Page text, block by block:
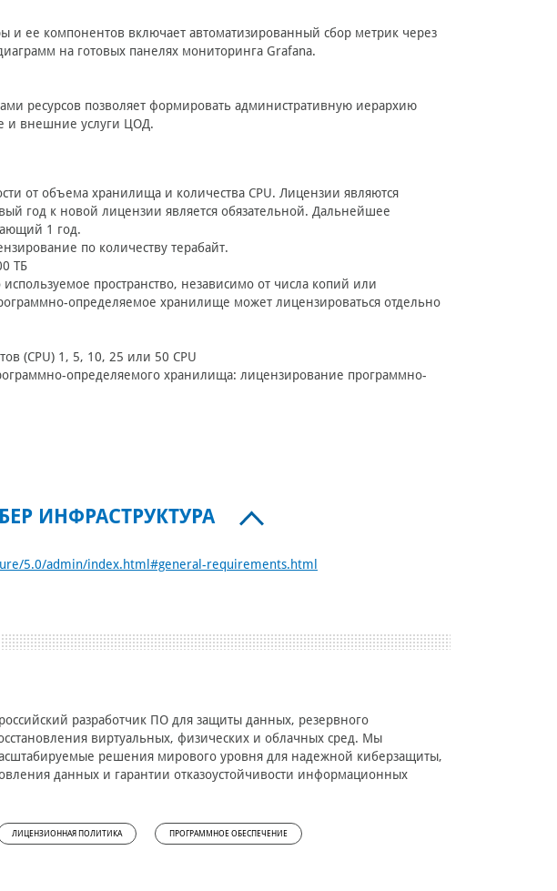
и ее компонентов включает автоматизированный сбор метрик через
на готовых панелях мониторинга Grafana.
ресурсов позволяет формировать административную иерархию
и внешние услуги ЦОД.
от объема хранилища и количества CPU. Лицензии являются
год к новой лицензии является обязательной. Дальнейшее
1 год.
по количеству терабайт.
ТБ
пространство, независимо от числа копий или
определяемое хранилище может лицензироваться отдельно
(CPU) 1, 5, 10, 25 или 50 CPU
определяемого хранилища: лицензирование программно-
ИНФРАСТРУКТУРА
5.0/admin/index.html#general-requirements.html
разработчик ПО для защиты данных, резервного
виртуальных, физических и облачных сред. Мы
решения мирового уровня для надежной киберзащиты,
данных и гарантии отказоустойчивости информационных
ЛИЦЕНЗИОННАЯ ПОЛИТИКА ПРОГРАММНОЕ ОБЕСПЕЧЕНИЕ